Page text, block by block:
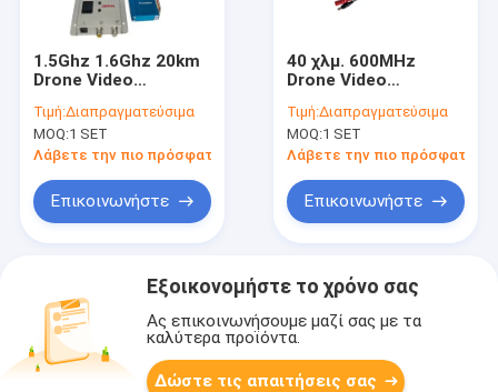
1.5Ghz 1.6Ghz 20km
Drone Video
Μακροδιάστημα FPV
VTX
Τιμή:Διαπραγματεύσιμα
MOQ:1 SET
Λάβετε την πιο πρόσφατη τιμή
Επικοινωνήστε
40 χλμ. 600MHz
Drone Video
DC FPV VTX VRX
σύνδεση 8CH
Τιμή:Διαπραγματεύσιμα
MOQ:1 SET
Λάβετε την πιο πρόσφατη
Επικοινωνήστε
Εξοικονομήστε το χρόνο σας
Ας επικοινωνήσουμε μαζί σας με τα
καλύτερα προϊόντα.
Δώστε τις απαιτήσεις σας